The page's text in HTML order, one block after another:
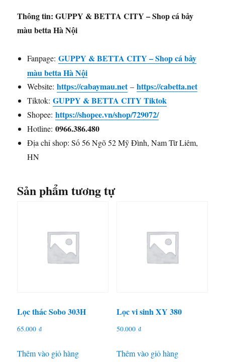
Thông tin: GUPPY & BETTA CITY – Shop cá bảy
màu betta Hà Nội
Fanpage:GUPPY & BETTA CITY – Shop cá bảy
màu betta Hà Nội
Website:https://cabaymau.net–https://cabetta.net
Tiktok:GUPPY & BETTA CITY Tiktok
Shopee:https://shopee.vn/shop/729072/
Hotline:0966.386.480
Địa chỉ shop: Số 56 Ngõ 52 Mỹ Đình, Nam Từ Liêm,
HN
Sản phẩm tương tự
Lọc thác Sobo 303H
65.000₫
Thêm vào giỏ hàng
Lọc vi sinh XY 380
50.000 ₫
Thêm vào giỏ hàng